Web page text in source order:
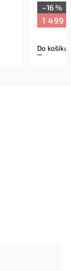
–16 %
1 499
Do košíku